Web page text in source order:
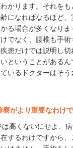
かります。それを
になればなるほど
る場合が多くなりま
でなく、腰椎も手
患だけでは説明し
ということがある
いるドクターはそ
がより重要なわけで
高くないにせよ、
するわけですから、